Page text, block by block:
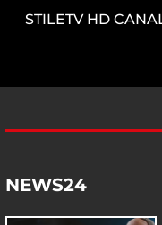
STILETV HD
NEWS24